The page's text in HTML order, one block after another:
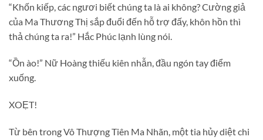
“Khốn kiếp, các ngươi biết chúng ta là ai không? Cường giả
của Ma Thương Thị sắp đuổi đến hỗ trợ đấy, khôn hồn thì
thả chúng ta ra!” Hắc Phúc lạnh lùng nói.
“Ồn ào!” Nữ Hoàng thiếu kiên nhẫn, đầu ngón tay điểm
xuống.
XOẸT!
Từ bên trong Vô Thượng Tiên Ma Nhãn, một tia hủy diệt chi